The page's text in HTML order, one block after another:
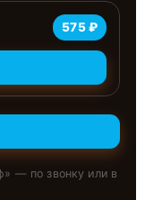
575 ₽
» — по звонку или в